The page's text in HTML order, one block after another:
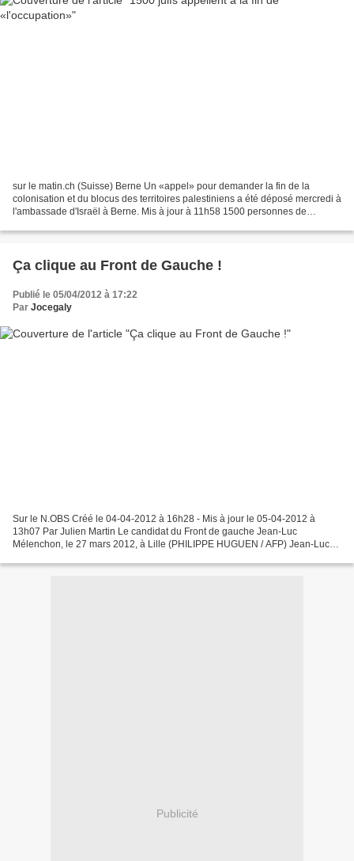
sur le matin.ch (Suisse) Berne Un «appel» pour demander la fin de la
colonisation et du blocus des territoires palestiniens a été déposé mercredi à
l'ambassade d'Israël à Berne. Mis à jour à 11h58 1500 personnes de
Ça clique au Front de Gauche !
Publié le 05/04/2012 à 17:22
Par Jocegaly
Sur le N.OBS Créé le 04-04-2012 à 16h28 - Mis à jour le 05-04-2012 à
13h07 Par Julien Martin Le candidat du Front de gauche Jean-Luc
Mélenchon, le 27 mars 2012, à Lille (PHILIPPE HUGUEN / AFP) Jean-Luc
Publicité